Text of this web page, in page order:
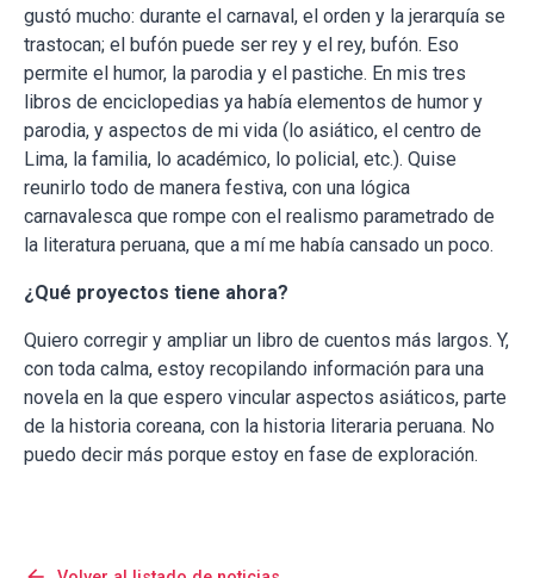
gustó mucho: durante el carnaval, el orden y la jerarquía se
trastocan; el bufón puede ser rey y el rey, bufón. Eso
permite el humor, la parodia y el pastiche. En mis tres
libros de enciclopedias ya había elementos de humor y
parodia, y aspectos de mi vida (lo asiático, el centro de
Lima, la familia, lo académico, lo policial, etc.). Quise
reunirlo todo de manera festiva, con una lógica
carnavalesca que rompe con el realismo parametrado de
la literatura peruana, que a mí me había cansado un poco.
¿Qué proyectos tiene ahora?
Quiero corregir y ampliar un libro de cuentos más largos. Y,
con toda calma, estoy recopilando información para una
novela en la que espero vincular aspectos asiáticos, parte
de la historia coreana, con la historia literaria peruana. No
puedo decir más porque estoy en fase de exploración.